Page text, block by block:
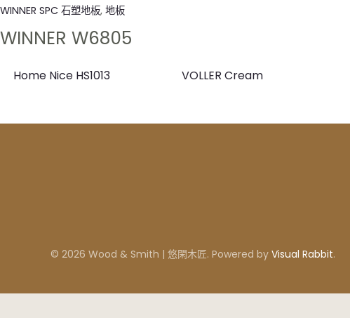
WINNER SPC 石塑地板, 地板
WINNER W6805
Home Nice HS1013 VOLLER Cream
© 2026 Wood & Smith | 悠閑木匠. Powered by Visual Rabbit.